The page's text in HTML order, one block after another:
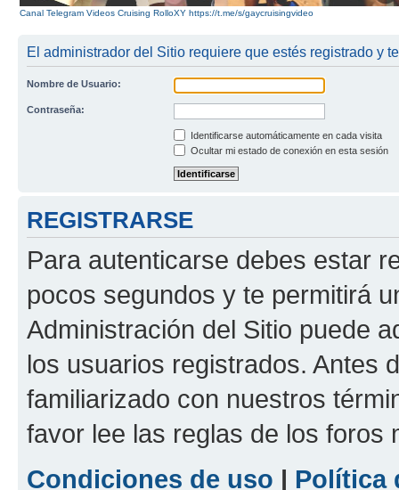
Canal Telegram Videos Cruising RolloXY https://t.me/s/gaycruisingvideo
El administrador del Sitio requiere que estés registrado y
Nombre de Usuario:
Contraseña:
Identificarse automáticamente en cada visita
Ocultar mi estado de conexión en esta sesión
REGISTRARSE
Para autenticarse debes estar
pocos segundos y te permitirá
Administración del Sitio puede
los usuarios registrados. Antes
familiarizado con nuestros
favor lee las reglas de los foros
Condiciones de uso | Política